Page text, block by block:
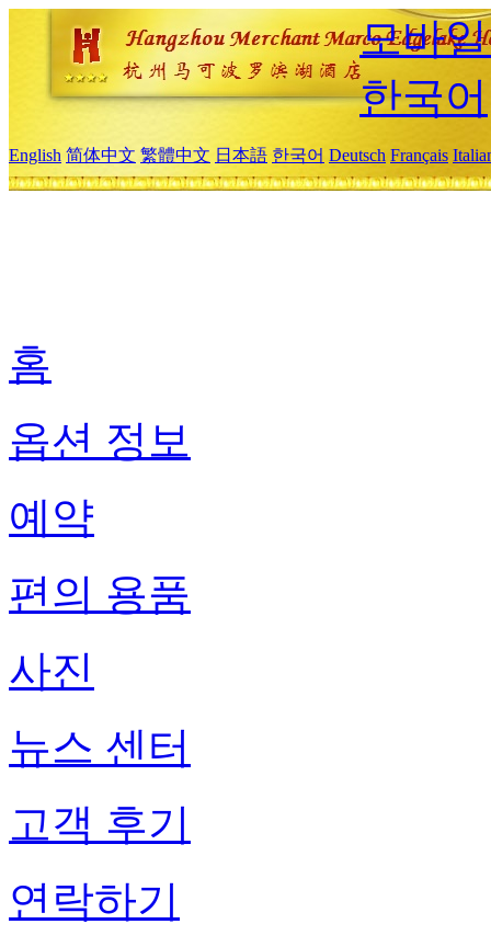
모바
한국어
English 简体中文 繁體中文 日本語 한국어 Deutsch Français
홈
옵션 정보
예약
편의 용품
사진
뉴스 센터
고객 후기
연락하기